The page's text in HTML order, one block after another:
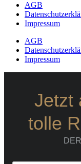
AGB
Impressum
AGB
Impressum
Jetzt
tolle